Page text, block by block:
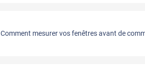
Comment mesurer vos fenêtres avant de